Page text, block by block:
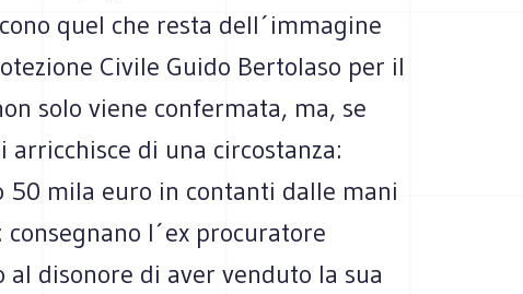
quel che resta dell´immagine
Civile Guido Bertolaso per il
solo viene confermata, ma, se
arricchisce di una circostanza:
mila euro in contanti dalle mani
l´ex procuratore
disonore di aver venduto la sua